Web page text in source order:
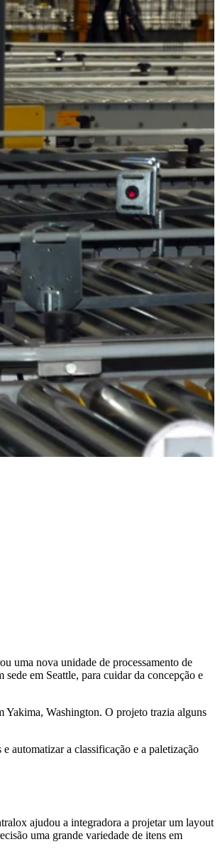
uma nova unidade de processamento de
em Seattle, para cuidar da concepção e
Yakima, Washington. O projeto trazia alguns
automatizar a classificação e a paletização
ajudou a integradora a projetar um layout
uma grande variedade de itens em